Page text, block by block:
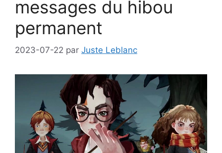
messages du hibou
permanent
2023-07-22 par Juste Leblanc